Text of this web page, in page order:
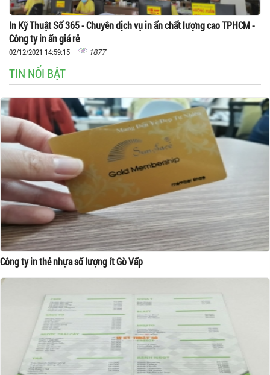
In Kỹ Thuật Số 365 - Chuyên dịch vụ in ấn chất lượng cao TPHCM -
Công ty in ấn giá rẻ
02/12/2021 14:59:15 1877
TIN NỔI BẬT
Công ty in thẻ nhựa số lượng ít Gò Vấp